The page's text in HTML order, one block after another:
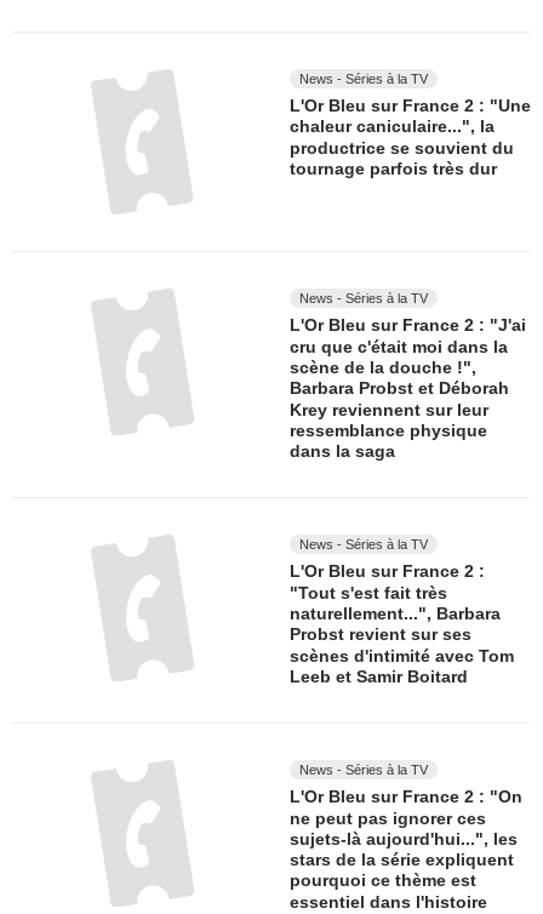
News - Séries à la TV
L'Or Bleu sur France 2 : "Une
chaleur caniculaire...", la
productrice se souvient du
tournage parfois très dur
News - Séries à la TV
L'Or Bleu sur France 2 : "J'ai
cru que c'était moi dans la
scène de la douche !",
Barbara Probst et Déborah
Krey reviennent sur leur
ressemblance physique
dans la saga
News - Séries à la TV
L'Or Bleu sur France 2 :
"Tout s'est fait très
naturellement...", Barbara
Probst revient sur ses
scènes d'intimité avec Tom
Leeb et Samir Boitard
News - Séries à la TV
L'Or Bleu sur France 2 : "On
ne peut pas ignorer ces
sujets-là aujourd'hui...", les
stars de la série expliquent
pourquoi ce thème est
essentiel dans l'histoire